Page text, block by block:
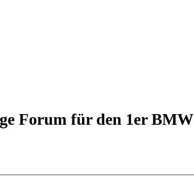
Forum für den 1er BMW